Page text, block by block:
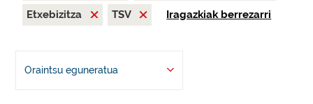
Etxebizitza
TSV Iragazkiak berrezarri
Oraintsu eguneratua